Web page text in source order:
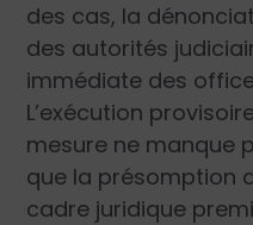
des cas, la
des autorités
immédiate des
L’exécution
mesure ne manque
que la présomption
cadre juridique